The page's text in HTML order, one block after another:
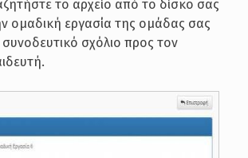
το αρχείο από το δίσκο σας
ομαδική εργασία της ομάδας σας
σχόλιο προς τον